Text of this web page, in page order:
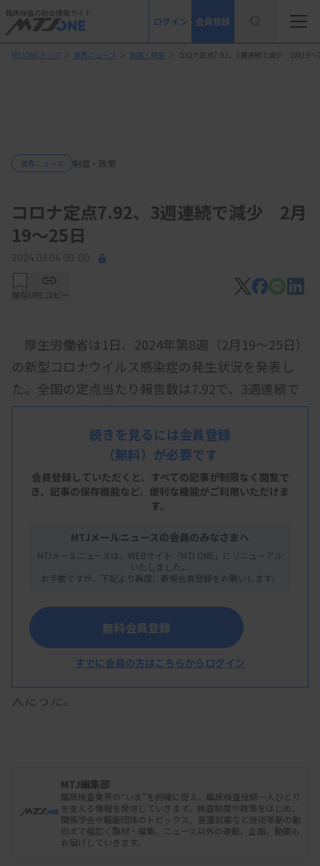
臨床検査の総合情報サイト
ログイン 会員登録
MTJONEトップ ＞ 業界ニュース ＞ 制度・政策 ＞ コロナ定点7.92、3週連続で減少 2月19～
業界ニュース 制度・政策
コロナ定点7.92、3週連続で減少 2月
19～25日
2024.03.04 00:00
保存URLコピー
厚生労働省は1日、2024年第8週（2月19～25日）
の新型コロナウイルス感染症の発生状況を発表し
た。全国の定点当たり報告数は7.92で、3週連続で
減少した。報告数（総数）は3万9124人で、前週よ
りも約1万人減少した。
都道府県別の定点当たり報告数は、宮城
多かった。能登半島地震で大きな被害を受けた石川
は11.08で、前週より減少した。
基幹定点医療機関（全国約500カ所）の届け出に
基づく期間中の入院患者数は2770人で、前週より
人だった。
続きを見るには会員登録
（無料）が必要です
会員登録していただくと、すべての記事が制限なく閲覧で
き、 記事の保存機能など、便利な機能がご利用いただけま
す。
MTJメールニュースの会員のみなさまへ
MTJメールニュースは、WEBサイト「MTJ ONE」にリニューアル
いたしました。
お手数ですが、下記より再度、新規会員登録をお願いします。
無料会員登録
すでに会員の方はこちらからログイン
MTJ編集部
臨床検査業界の“いま”を的確に捉え、臨床検査技師一人ひとり
を支える情報を発信していきます。検査制度や政策をはじめ、
関係学会や職能団体のトピックス、装置試薬など技術革新の動
向まで幅広く取材・編集。ニュース以外の連載、企画、動画も
お届けしていきます。